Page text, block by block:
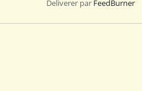
Deliverer par FeedBurner